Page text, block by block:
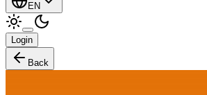
EN
Login
Back